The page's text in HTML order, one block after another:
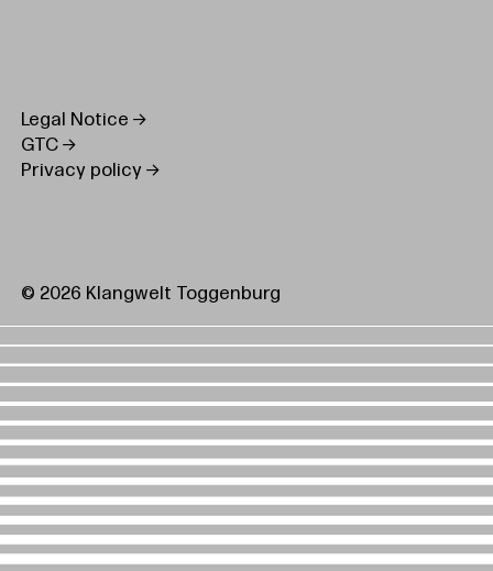
Legal Notice
GTC
Privacy policy
© 2026 Klangwelt Toggenburg